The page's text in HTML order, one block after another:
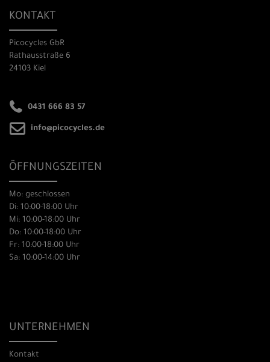
KONTAKT
Picocycles GbR
Rathausstraße 6
24103 Kiel
0431 666 83 57
info@picocycles.de
ÖFFNUNGSZEITEN
Mo: geschlossen
Di: 10:00-18:00 Uhr
Mi: 10:00-18:00 Uhr
Do: 10:00-18:00 Uhr
Fr: 10:00-18:00 Uhr
Sa: 10:00-14:00 Uhr
UNTERNEHMEN
Kontakt